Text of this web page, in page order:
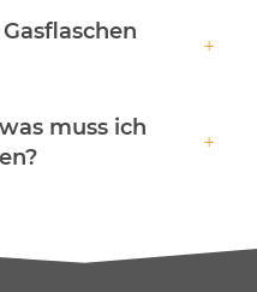
muss ich